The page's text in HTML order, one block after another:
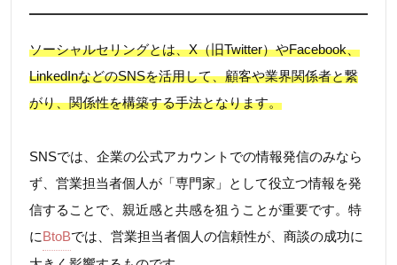
ソーシャルセリングとは、X（旧Twitter）やFacebook、
LinkedInなどのSNSを活用して、顧客や業界関係者と繋
がり、関係性を構築する手法となります。
SNSでは、企業の公式アカウントでの情報発信のみなら
ず、営業担当者個人が「専門家」として役立つ情報を発
信することで、親近感と共感を狙うことが重要です。特
にBtoBでは、営業担当者個人の信頼性が、商談の成功に